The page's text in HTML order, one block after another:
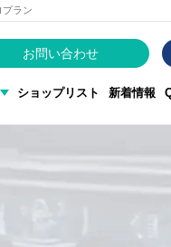
ラン
お問い合わせ
ショップリスト 新着情報